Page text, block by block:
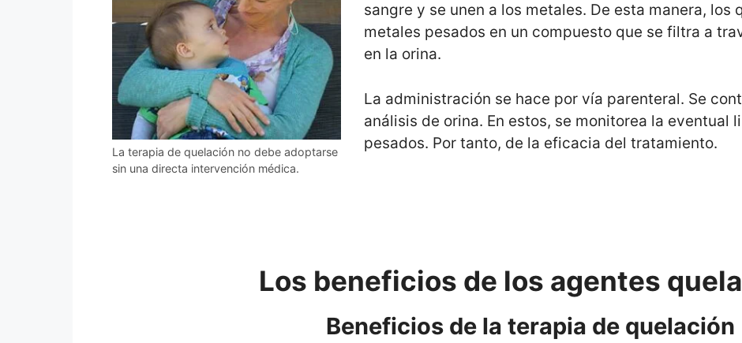
La terapia de quelación no debe adoptarse
sin una directa intervención médica.
sangre y se unen a los metales. De esta manera, los
metales pesados ​​en un compuesto que se filtra a
en la orina.
La administración se hace por vía parenteral. Se
análisis de orina. En estos, se monitorea la eventual
pesados. Por tanto, de la eficacia del tratamiento.
Los beneficios de los agentes
Beneficios de la terapia de quelación